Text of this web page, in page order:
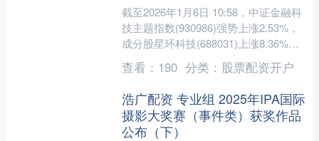
截至2026年1月6日 10:58，中证金融科
技主题指数(930986)强势上涨2.53%，
成分股星环科技(688031)上涨8.36%，
同花顺(300033)....
查看： 190 分类： 股票配资开户
浩广配资 专业组 2025年IPA国际
摄影大奖赛（事件类）获奖作品
公布（下）